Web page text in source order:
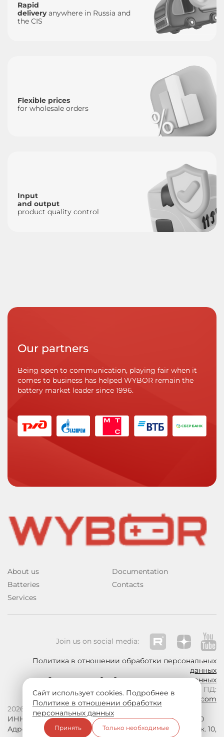
Rapid
deliveryanywhere in Russia and
the CIS
Flexible prices
for wholesale orders
Input
and output
product quality control
Our partners
Being open to communication, playing fair when it
comes to business has helped WYBOR remain the
battery market leader since 1996.
About us
Batteries
Services
Documentation
Contacts
2026 © WYBOR
ИНН 7810334974, КПП 780501001, ОГРН 1157847032980
Адрес: 198097, Санкт-Петербург, ул. Трефолева, д. 2, к. 10,
Join us on social media:
Политика в отношении обработки персональных
данных
Согласие на обработку персональных данных
По вопросам обработки ПД:
privacy@wybor-battery.com
Сайт использует cookies. Подробнее в
Политике в отношении обработки
персональных данных
Принять Только необходимые